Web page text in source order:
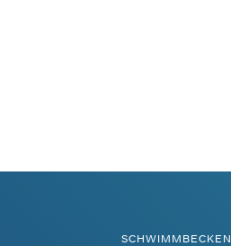
SCHWIMMBECKEN